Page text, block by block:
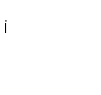
i